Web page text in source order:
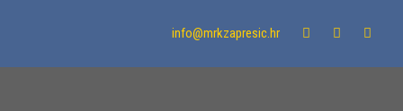
info@mrkzapresic.hr